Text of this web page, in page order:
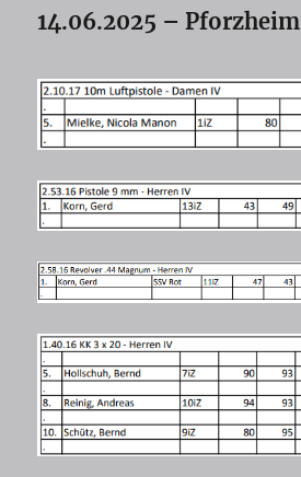
14.06.2025 – Pforzheim